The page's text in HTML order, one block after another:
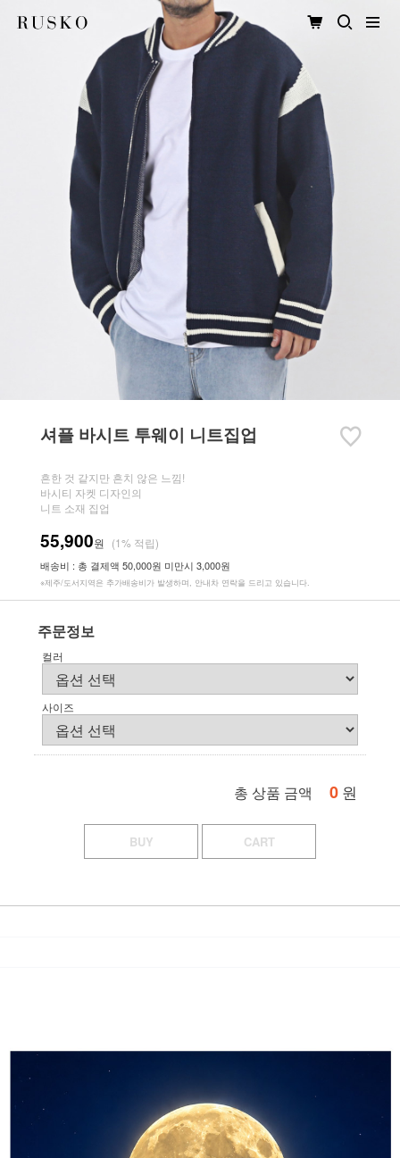
셔플 바시트 투웨이 니트집업
흔한 것 같지만 흔치 않은 느낌!
바시티 자켓 디자인의
니트 소재 집업
55,900원 (1% 적립)
배송비 : 총 결제액 50,000원 미만시 3,000원
※제주/도서지역은 추가배송비가 발생하며, 안내차 연락을 드리고 있습니다.
주문정보
컬러
사이즈
총 상품 금액 0 원
BUY CART